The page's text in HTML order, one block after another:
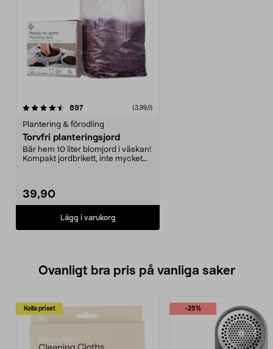
897recensioner (3,99/l)
Plantering & förodling
Torvfri planteringsjord
Bär hem 10 liter blomjord i väskan!
Kompakt jordbrikett, inte mycket
39,90
Lägg i varukorg
Ovanligt bra pris på vanliga saker
Kolla priset -25%